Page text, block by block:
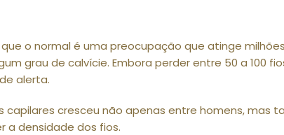
o normal é uma preocupação que atinge
grau de calvície. Embora perder entre 50 a 100
alerta.
cresceu não apenas entre homens, mas
a densidade dos fios.